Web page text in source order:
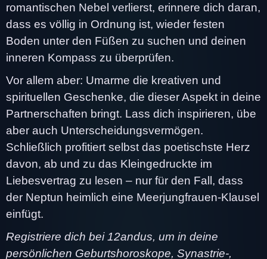
romantischen Nebel verlierst, erinnere dich daran,
dass es völlig in Ordnung ist, wieder festen
Boden unter den Füßen zu suchen und deinen
inneren Kompass zu überprüfen.
Vor allem aber: Umarme die kreativen und
spirituellen Geschenke, die dieser Aspekt in deine
Partnerschaften bringt. Lass dich inspirieren, übe
aber auch Unterscheidungsvermögen.
Schließlich profitiert selbst das poetischste Herz
davon, ab und zu das Kleingedruckte im
Liebesvertrag zu lesen – nur für den Fall, dass
der Neptun heimlich eine Meerjungfrauen-Klausel
einfügt.
Registriere dich bei 12andus, um in deine
persönlichen Geburtshoroskope, Synastrie-,